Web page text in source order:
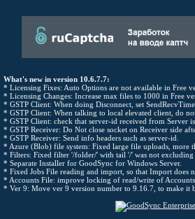
What's new in version 10.6.7.7:
* Licensing Fixes: Auto Options are not available in Free
* Licensing Changes: Increase max files to 1000 in Free
* GSTP Client: When doing Disconnect, set
* GSTP Client: When talking to local elevated client, do
* GSTP Client: check that server-id received from Server
* GSTP Receiver: Do Not close socket on Receiver side
* GSTP Receiver: Send info headers such as server-id.
* Azure (Blob) file system: Fixed large file uploads, more
* Filters: Fixed filter '/folder/' with tail '/' was not excluding
* Separate Installer for GoodSync for Windows Server.
* Fixed Jobs File reading and import, so that Import does
* Accounts File: improve locking of read/write of
* Ver 9: Move ver 9 version number to 9.16.7, to make it